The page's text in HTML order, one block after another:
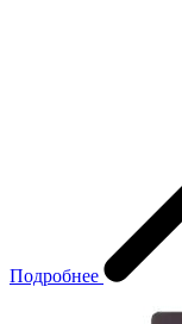
Подробнее